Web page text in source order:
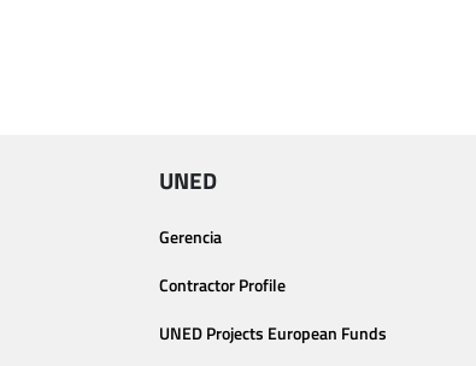
UNED
Gerencia
Contractor Profile
UNED Projects European Funds